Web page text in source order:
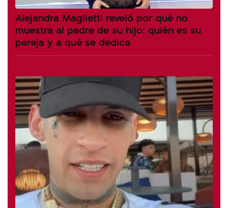
Alejandra Maglietti reveló por qué no
muestra al padre de su hijo: quién es su
pareja y a qué se dedica